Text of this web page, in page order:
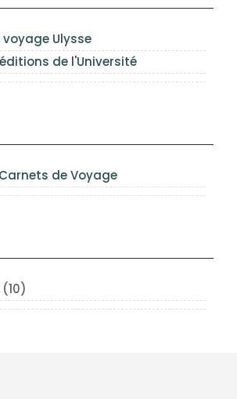
Ulysse
de l'Université
de Voyage
(10)